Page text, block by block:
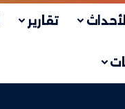
تقارير